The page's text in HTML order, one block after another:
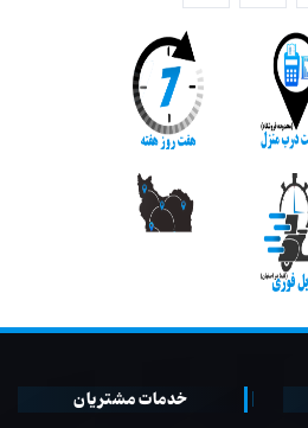
خدمات مشتریان